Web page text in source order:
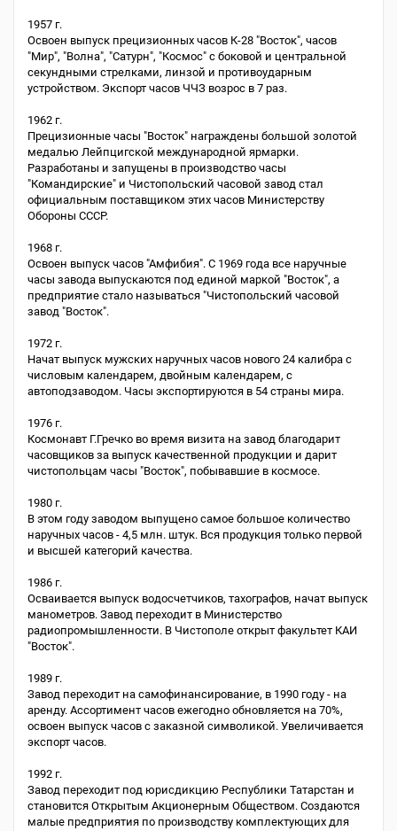
1957 г.
Освоен выпуск прецизионных часов К-28 "Восток", часов
"Мир", "Волна", "Сатурн", "Космос" с боковой и центральной
секундными стрелками, линзой и противоударным
устройством. Экспорт часов ЧЧЗ возрос в 7 раз.
1962 г.
Прецизионные часы "Восток" награждены большой золотой
медалью Лейпцигской международной ярмарки.
Разработаны и запущены в производство часы
"Командирские" и Чистопольский часовой завод стал
официальным поставщиком этих часов Министерству
Обороны СССР.
1968 г.
Освоен выпуск часов "Амфибия". С 1969 года все наручные
часы завода выпускаются под единой маркой "Восток", а
предприятие стало называться "Чистопольский часовой
завод "Восток".
1972 г.
Начат выпуск мужских наручных часов нового 24 калибра с
числовым календарем, двойным календарем, с
автоподзаводом. Часы экспортируются в 54 страны мира.
1976 г.
Космонавт Г.Гречко во время визита на завод благодарит
часовщиков за выпуск качественной продукции и дарит
чистопольцам часы "Восток", побывавшие в космосе.
1980 г.
В этом году заводом выпущено самое большое количество
наручных часов - 4,5 млн. штук. Вся продукция только первой
и высшей категорий качества.
1986 г.
Осваивается выпуск водосчетчиков, тахографов, начат выпуск
манометров. Завод переходит в Министерство
радиопромышленности. В Чистополе открыт факультет КАИ
"Восток".
1989 г.
Завод переходит на самофинансирование, в 1990 году - на
аренду. Ассортимент часов ежегодно обновляется на 70%,
освоен выпуск часов с заказной символикой. Увеличивается
экспорт часов.
1992 г.
Завод переходит под юрисдикцию Республики Татарстан и
становится Открытым Акционерным Обществом. Создаются
малые предприятия по производству комплектующих для